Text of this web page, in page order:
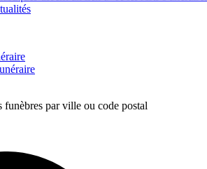
funèbres par ville ou code postal